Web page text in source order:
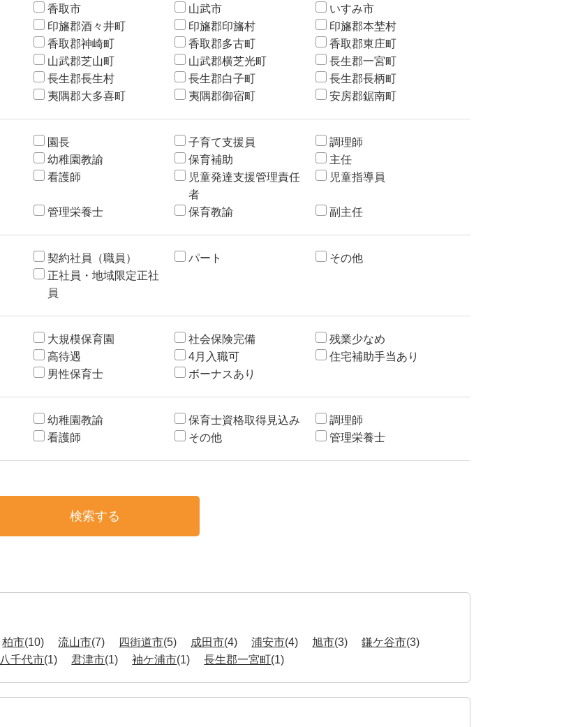
香取市 山武市
いすみ市
印旛郡酒々井町 印旛郡印旛村
印旛郡本埜村
香取郡神崎町 香取郡多古町
香取郡東庄町
山武郡芝山町 山武郡横芝光町
長生郡一宮町
長生郡長生村 長生郡白子町
長生郡長柄町
夷隅郡大多喜町 夷隅郡御宿町 安房郡鋸南町
園長 子育て支援員
調理師
幼稚園教諭 保育補助
主任
看護師
児童発達支援管理責任
者
児童指導員
管理栄養士 保育教諭 副主任
契約社員（職員） パート
その他
正社員・地域限定正社
員
大規模保育園 社会保険完備
残業少なめ
高待遇 4月入職可
住宅補助手当あり
男性保育士 ボーナスあり
幼稚園教諭 保育士資格取得見込み
調理師
看護師 その他 管理栄養士
柏市(10) 流山市(7) 四街道市(5) 成田市(4) 浦安市(4) 旭市(3) 鎌ケ谷市(3)
八千代市(1) 君津市(1) 袖ケ浦市(1) 長生郡一宮町(1)